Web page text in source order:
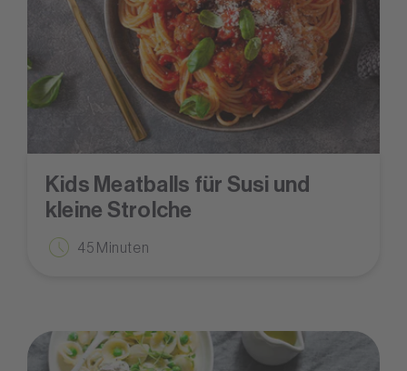
Kids Meatballs für Susi und
kleine Strolche
45 Minuten